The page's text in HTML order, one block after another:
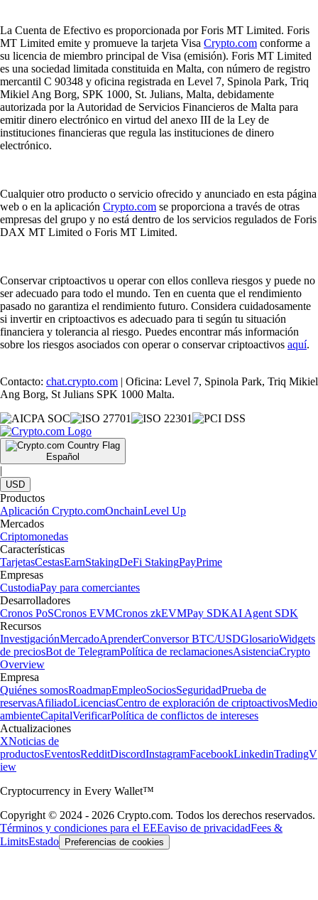
La Cuenta de Efectivo es proporcionada por Foris MT Limited. Foris
MT Limited emite y promueve la tarjeta Visa Crypto.com conforme a
su licencia de miembro principal de Visa (emisión). Foris MT Limited
es una sociedad limitada constituida en Malta, con número de registro
mercantil C 90348 y oficina registrada en Level 7, Spinola Park, Triq
Mikiel Ang Borg, SPK 1000, St. Julians, Malta, debidamente
autorizada por la Autoridad de Servicios Financieros de Malta para
emitir dinero electrónico en virtud del anexo III de la Ley de
instituciones financieras que regula las instituciones de dinero
electrónico.
Cualquier otro producto o servicio ofrecido y anunciado en esta página
web o en la aplicación Crypto.com se proporciona a través de otras
empresas del grupo y no está dentro de los servicios regulados de Foris
DAX MT Limited o Foris MT Limited.
Conservar criptoactivos u operar con ellos conlleva riesgos y puede no
ser adecuado para todo el mundo. Ten en cuenta que el rendimiento
pasado no garantiza el rendimiento futuro. Considera cuidadosamente
si invertir en criptoactivos es adecuado para ti según tu situación
financiera y tolerancia al riesgo. Puedes encontrar más información
sobre los riesgos asociados con operar o conservar criptoactivos aquí.
Contacto: chat.crypto.com | Oficina: Level 7, Spinola Park, Triq Mikiel
Ang Borg, St Julians SPK 1000 Malta.
Español
|
USD
Productos
Aplicación Crypto.comOnchainLevel Up
Mercados
Criptomonedas
Características
TarjetasCestasEarnStakingDeFi StakingPayPrime
Empresas
CustodiaPay para comerciantes
Desarrolladores
Cronos PoSCronos EVMCronos zkEVMPay SDKAI Agent SDK
Recursos
InvestigaciónMercadoAprenderConversor BTC/USDGlosarioWidgets
de preciosBot de TelegramPolítica de reclamacionesAsistenciaCrypto
Overview
Empresa
Quiénes somosRoadmapEmpleoSociosSeguridadPrueba de
reservasAfiliadoLicenciasCentro de exploración de criptoactivosMedio
ambienteCapitalVerificarPolítica de conflictos de intereses
Actualizaciones
XNoticias de
productosEventosRedditDiscordInstagramFacebookLinkedinTradingV
iew
Cryptocurrency in Every Wallet™
Copyright © 2024 - 2026 Crypto.com. Todos los derechos reservados.
Términos y condiciones para el EEEaviso de privacidadFees &
LimitsEstado Preferencias de cookies